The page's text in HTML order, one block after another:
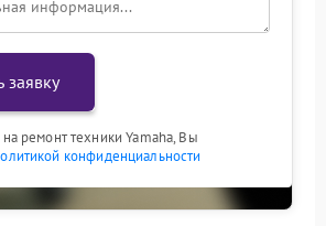
заявку
на ремонт техники Yamaha, Вы
конфиденциальности